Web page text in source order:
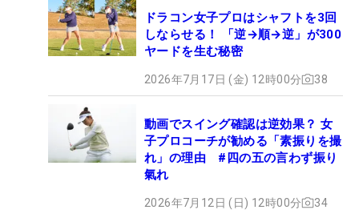
ドラコン女子プロはシャフトを3回
しならせる！ 「逆→順→逆」が300
ヤードを生む秘密
2026年7月17日 (金) 12時00分 38
動画でスイング確認は逆効果？ 女
子プロコーチが勧める「素振りを撮
れ」の理由 #四の五の言わず振り
氣れ
2026年7月12日 (日) 12時00分 34